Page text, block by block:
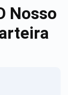
Nosso